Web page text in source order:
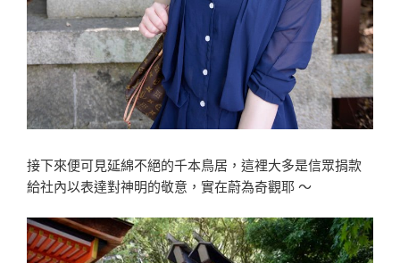
接下來便可見延綿不絕的千本鳥居，這裡大多是信眾捐款
給社內以表達對神明的敬意，實在蔚為奇觀耶 〜